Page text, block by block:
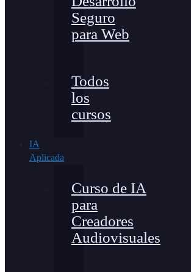
Seguro
para Web
Todos
los
cursos
IA
Aplicada
Curso de IA
para
Creadores
Audiovisuales